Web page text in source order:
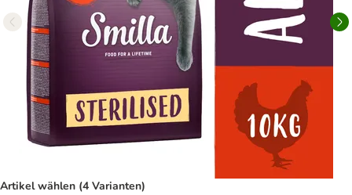
Artikel wählen (4 Varianten)